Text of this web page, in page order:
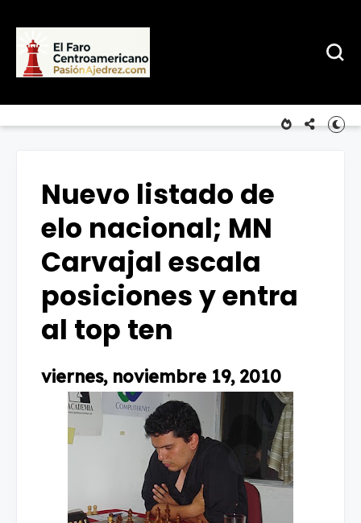
Nuevo listado de
elo nacional; MN
Carvajal escala
posiciones y entra
al top ten
viernes, noviembre 19, 2010